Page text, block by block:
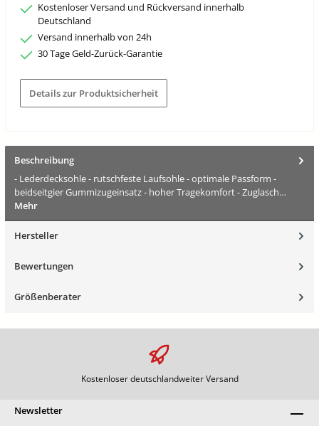
Kostenloser Versand und Rückversand innerhalb
Deutschland
Versand innerhalb von 24h
30 Tage Geld-Zurück-Garantie
Details zur Produktsicherheit
Beschreibung
- Lederdecksohle - rutschfeste Laufsohle - optimale Passform -
beidseitgier Gummizugeinsatz - hoher Tragekomfort - Zuglasch…
Mehr
Hersteller
Bewertungen
Größenberater
Kostenloser deutschlandweiter Versand
Newsletter